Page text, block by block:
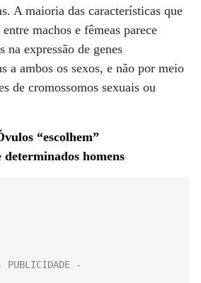
A maioria das características que
machos e fêmeas parece
na expressão de genes
a ambos os sexos, e não por meio
de cromossomos sexuais ou
“escolhem”
determinados homens